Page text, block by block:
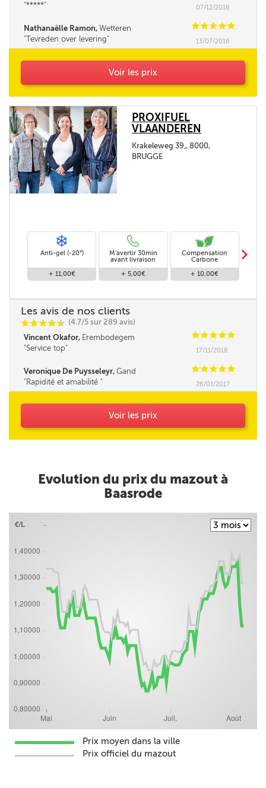
***** 07/12/2018
Nathanaëlle Ramon, Wetteren CCCCC
Tevreden over levering
13/07/2016
Voir les prix
PROXIFUEL
VLAANDEREN
Krakeleweg 39,, 8000,
BRUGGE
Anti-gel (-20°)
+ 11,00€
M'avertir 30min
avant livraison
+ 5,00€
Compensation
Carbone
+ 10,00€
m
Les avis de nos clients
CCCCi
@ (4.7/5 sur 289 avis)
Vincent Okafor, Erembodegem CCCCC
Service top
17/11/2018
Veronique De Puysseleyr, Gand CCCCC
Rapidité et amabilité
26/01/2017
Voir les prix
Evolution du prix du mazout à
Baasrode
Prix moyen dans la ville
Prix officiel du mazout